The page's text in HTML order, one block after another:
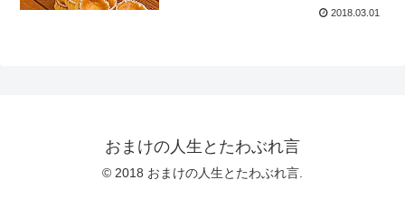
2018.03.01
おまけの人生とたわぶれ言
© 2018 おまけの人生とたわぶれ言.